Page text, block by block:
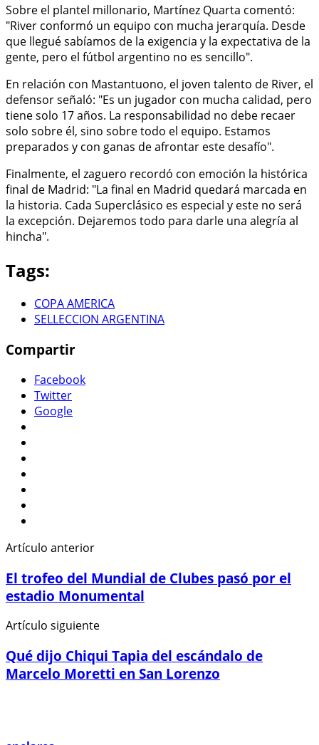
Sobre el plantel millonario, Martínez Quarta comentó:
"River conformó un equipo con mucha jerarquía. Desde
que llegué sabíamos de la exigencia y la expectativa de la
gente, pero el fútbol argentino no es sencillo".
En relación con Mastantuono, el joven talento de River, el
defensor señaló: "Es un jugador con mucha calidad, pero
tiene solo 17 años. La responsabilidad no debe recaer
solo sobre él, sino sobre todo el equipo. Estamos
preparados y con ganas de afrontar este desafío".
Finalmente, el zaguero recordó con emoción la histórica
final de Madrid: "La final en Madrid quedará marcada en
la historia. Cada Superclásico es especial y este no será
la excepción. Dejaremos todo para darle una alegría al
hincha".
Tags:
COPA AMERICA
SELLECCION ARGENTINA
Compartir
Facebook
Twitter
Google
Artículo anterior
El trofeo del Mundial de Clubes pasó por el
estadio Monumental
Artículo siguiente
Qué dijo Chiqui Tapia del escándalo de
Marcelo Moretti en San Lorenzo